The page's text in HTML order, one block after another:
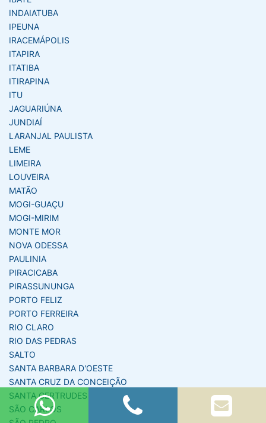
INDAIATUBA
IPEUNA
IRACEMÁPOLIS
ITAPIRA
ITATIBA
ITIRAPINA
ITU
JAGUARIÚNA
JUNDIAÍ
LARANJAL PAULISTA
LEME
LIMEIRA
LOUVEIRA
MATÃO
MOGI-GUAÇU
MOGI-MIRIM
MONTE MOR
NOVA ODESSA
PAULINIA
PIRACICABA
PIRASSUNUNGA
PORTO FELIZ
PORTO FERREIRA
RIO CLARO
RIO DAS PEDRAS
SALTO
SANTA BARBARA D'OESTE
SANTA CRUZ DA CONCEIÇÃO
SANTA GERTRUDES
SÃO CARLOS